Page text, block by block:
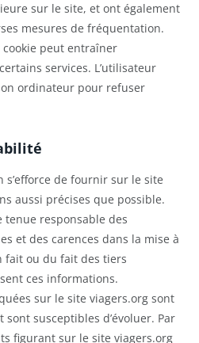
sur le site, et ont également
mesures de fréquentation.
cookie peut entraîner
services. L’utilisateur
ordinateur pour refuser
de fournir sur le site
aussi précises que possible.
responsable des
et des carences dans la mise à
fait ou du fait des tiers
ces informations.
sur le site viagers.org sont
susceptibles d’évoluer. Par
figurant sur le site viagers.org